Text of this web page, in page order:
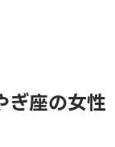
座の女性